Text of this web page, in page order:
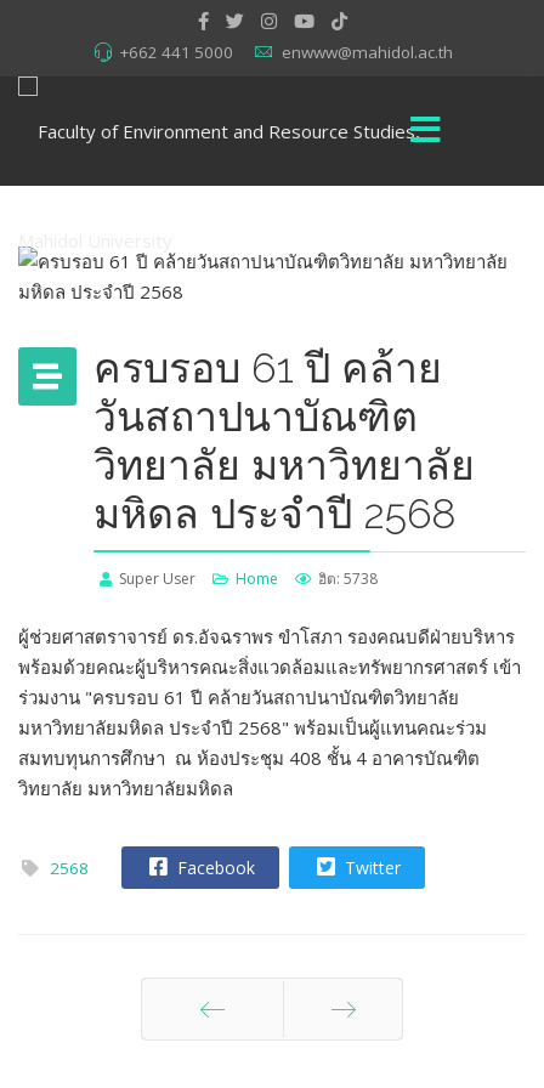
+662 441 5000 enwww@mahidol.ac.th
ครบรอบ 61 ปี คล้าย
วันสถาปนาบัณฑิต
วิทยาลัย มหาวิทยาลัย
มหิดล ประจำปี 2568
Super User Home ฮิต: 5738
ผู้ช่วยศาสตราจารย์ ดร.อัจฉราพร ขำโสภา รองคณบดีฝ่ายบริหาร
พร้อมด้วยคณะผู้บริหารคณะสิ่งแวดล้อมและทรัพยากรศาสตร์ เข้า
ร่วมงาน "ครบรอบ 61 ปี คล้ายวันสถาปนาบัณฑิตวิทยาลัย
มหาวิทยาลัยมหิดล ประจำปี 2568" พร้อมเป็นผู้แทนคณะร่วม
สมทบทุนการศึกษา ณ ห้องประชุม 408 ชั้น 4 อาคารบัณฑิต
วิทยาลัย มหาวิทยาลัยมหิดล
2568 Facebook Twitter